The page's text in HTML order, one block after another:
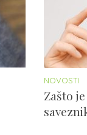
NOVOSTI
Zašto